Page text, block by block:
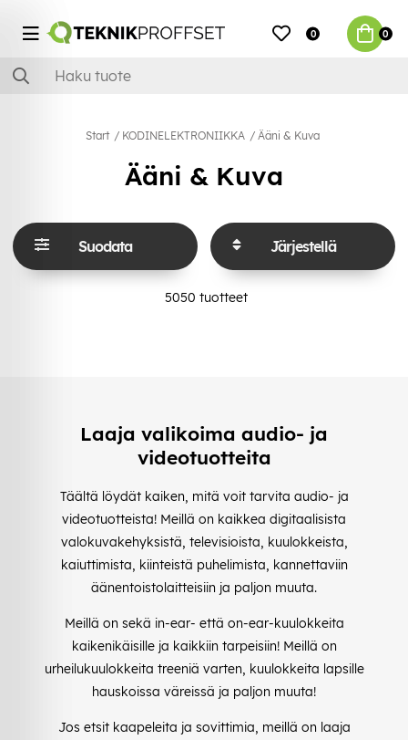
0 0
Start KODINELEKTRONIIKKA Ääni & Kuva
Ääni & Kuva
Suodata Järjestellä
5050 tuotteet
Laaja valikoima audio- ja
videotuotteita
Täältä löydät kaiken, mitä voit tarvita audio- ja
videotuotteista! Meillä on kaikkea digitaalisista
valokuvakehyksistä, televisioista, kuulokkeista,
kaiuttimista, kiinteistä puhelimista, kannettaviin
äänentoistolaitteisiin ja paljon muuta.
Meillä on sekä in-ear- että on-ear-kuulokkeita
kaikenikäisille ja kaikkiin tarpeisiin! Meillä on
urheilukuulokkeita treeniä varten, kuulokkeita lapsille
hauskoissa väreissä ja paljon muuta!
Jos etsit kaapeleita ja sovittimia, meillä on laaja